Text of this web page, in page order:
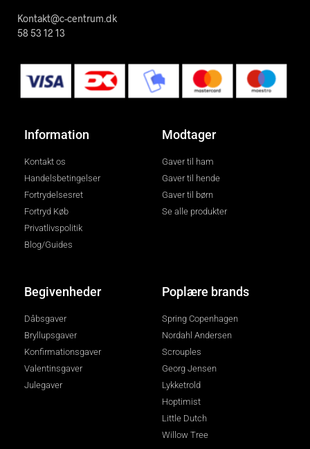
Kontakt@c-centrum.dk
58 53 12 13
Information
Kontakt os
Handelsbetingelser
Fortrydelsesret
Fortryd Køb
Privatlivspolitik
Blog/Guides
Modtager
Gaver til ham
Gaver til hende
Gaver til børn
Se alle produkter
Begivenheder
Dåbsgaver
Bryllupsgaver
Konfirmationsgaver
Valentinsgaver
Julegaver
Poplære brands
Spring Copenhagen
Nordahl Andersen
Scrouples
Georg Jensen
Lykketrold
Hoptimist
Little Dutch
Willow Tree